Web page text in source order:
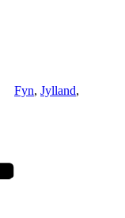
Fyn, Jylland,